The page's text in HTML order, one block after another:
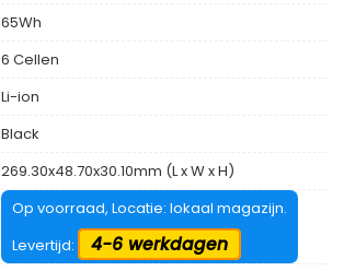
65Wh
6 Cellen
Li-ion
Black
269.30x48.70x30.10mm (L x W x H)
Op voorraad, Locatie: lokaal magazijn.
Levertijd:
4-6 werkdagen